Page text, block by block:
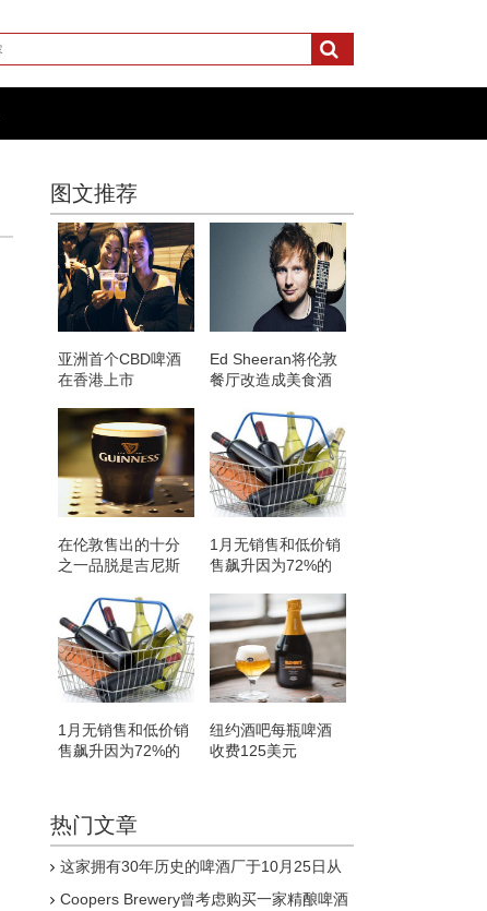
图文推荐
亚洲首个CBD啤酒
在香港上市
Ed Sheeran将伦敦
餐厅改造成美食酒
在伦敦售出的十分
之一品脱是吉尼斯
1月无销售和低价销
售飙升因为72%的
减少饮酒量
1月无销售和低价销
售飙升因为72%的
纽约酒吧每瓶啤酒
收费125美元
热门文章
这家拥有30年历史的啤酒厂于10月25日从
Coopers Brewery曾考虑购买一家精酿啤酒